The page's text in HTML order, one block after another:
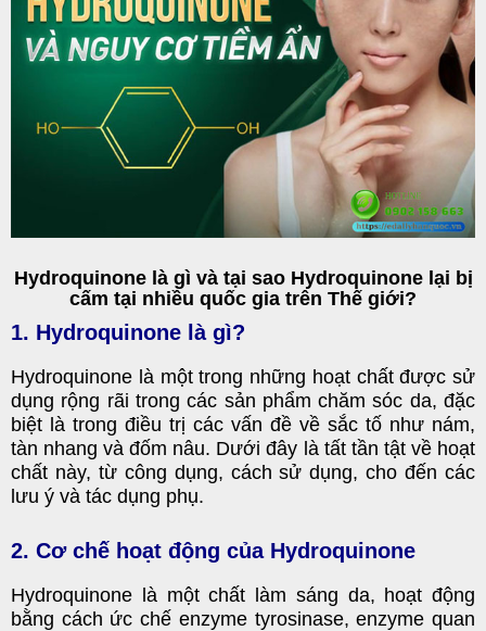
Hydroquinone là gì và tại sao Hydroquinone lại bị
cấm tại nhiều quốc gia trên Thế giới?
1. Hydroquinone là gì?
Hydroquinone là một trong những hoạt chất được sử
dụng rộng rãi trong các sản phẩm chăm sóc da, đặc
biệt là trong điều trị các vấn đề về sắc tố như nám,
tàn nhang và đốm nâu. Dưới đây là tất tần tật về hoạt
chất này, từ công dụng, cách sử dụng, cho đến các
lưu ý và tác dụng phụ.
2. Cơ chế hoạt động của Hydroquinone
Hydroquinone là một chất làm sáng da, hoạt động
bằng cách ức chế enzyme tyrosinase, enzyme quan